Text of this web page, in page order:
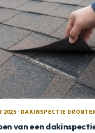
2025 · DAKINSPECTIE
van een